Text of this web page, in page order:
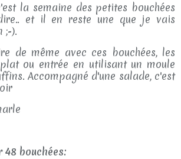
la semaine des petites bouchées
et il en reste une que je vais
;-).
de même avec ces bouchées, les
ou entrée en utilisant un moule
Accompagné d'une salade, c'est
bouchées: